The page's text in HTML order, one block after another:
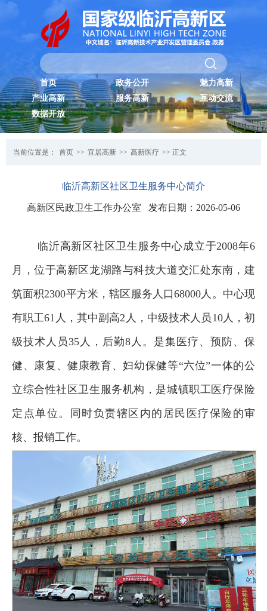
首页 政务公开
魅力高新
产业高新
服务高新
互动交流
数据开放
当前位置是： 首页 >> 宜居高新 >> 高新医疗 >> 正文
临沂高新区社区卫生服务中心简介
高新区民政卫生工作办公室 发布日期：2026-05-06
临沂高新区社区卫生服务中心成立于2008年6
月，位于高新区龙湖路与科技大道交汇处东南，建
筑面积2300平方米，辖区服务人口68000人。中心现
有职工61人，其中副高2人，中级技术人员10人，初
级技术人员35人，后勤8人。是集医疗、预防、保
健、康复、健康教育、妇幼保健等“六位”一体的公
立综合性社区卫生服务机构，是城镇职工医疗保险
定点单位。同时负责辖区内的居民医疗保险的审
核、报销工作。